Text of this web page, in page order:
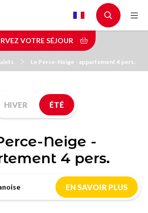
VOTRE SÉJOUR
Le Perce-Neige - appartement 4 pers.
HIVER ÉTÉ
Neige -
4 pers.
EN SAVOIR PLUS